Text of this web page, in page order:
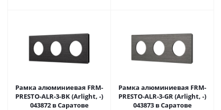
Рамка алюминиевая FRM-
PRESTO-ALR-3-BK (Arlight, -)
043872 в Саратове
Рамка алюминиевая FRM-
PRESTO-ALR-3-GR (Arlight, -)
043873 в Саратове